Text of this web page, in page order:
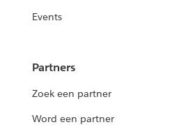
Events
Partners
Zoek een partner
Word een partner